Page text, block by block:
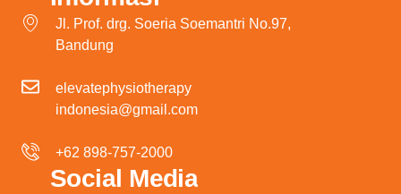
Jl. Prof. drg. Soeria Soemantri No.97,
Bandung
elevatephysiotherapy
indonesia@gmail.com
+62 898-757-2000
Social Media